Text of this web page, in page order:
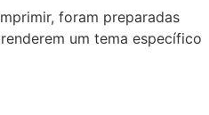
foram preparadas
um tema específico